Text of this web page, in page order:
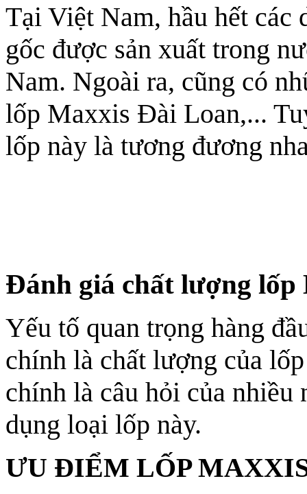
Tại Việt Nam, hầu hết các
gốc được sản xuất trong
Nam. Ngoài ra, cũng có
lốp Maxxis Đài Loan,...
lốp này là tương đương
Đánh giá chất lượng lốp
Yếu tố quan trọng hàng
chính là chất lượng của
chính là câu hỏi của
dụng loại lốp này.
ƯU ĐIỂM LỐP